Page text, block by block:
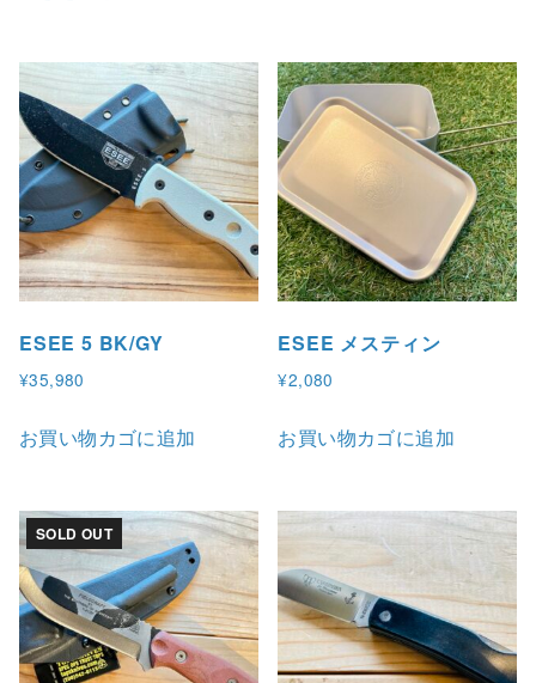
ま
す
。
オ
プ
シ
ョ
ン
ペ
か
ら
選
択
で
ESEE 5 BK/GY
¥35,980
お買い物カゴに追加
ESEE メスティン
¥2,080
お買い物カゴに追加
SOLD OUT